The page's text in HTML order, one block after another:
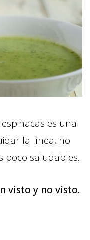
es una
la línea, no
poco saludables.
visto y no visto.